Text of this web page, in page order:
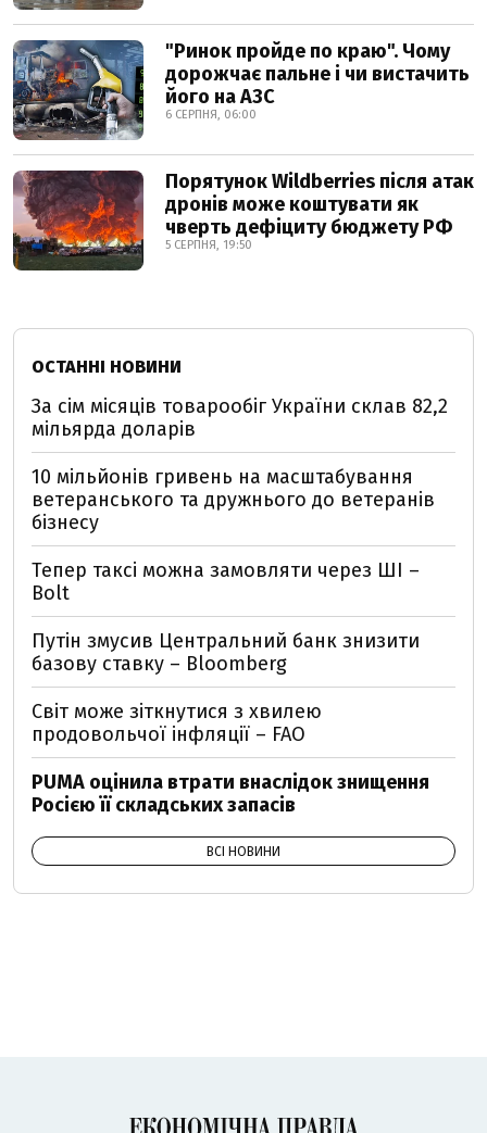
"Ринок пройде по краю". Чому
дорожчає пальне і чи вистачить
його на АЗС
6 СЕРПНЯ, 06:00
Порятунок Wildberries після атак
дронів може коштувати як
чверть дефіциту бюджету РФ
5 СЕРПНЯ, 19:50
ОСТАННІ НОВИНИ
За сім місяців товарообіг України склав 82,2
мільярда доларів
10 мільйонів гривень на масштабування
ветеранського та дружнього до ветеранів
бізнесу
Тепер таксі можна замовляти через ШІ –
Bolt
Путін змусив Центральний банк знизити
базову ставку – Bloomberg
Світ може зіткнутися з хвилею
продовольчої інфляції – FAO
PUMA оцінила втрати внаслідок знищення
Росією її складських запасів
ВСІ НОВИНИ